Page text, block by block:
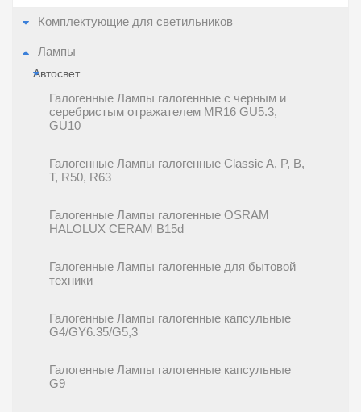
Комплектующие для светильников
Лампы
Автосвет
Галогенные Лампы галогенные c черным и
серебристым отражателем MR16 GU5.3,
GU10
Галогенные Лампы галогенные Classic A, P, B,
T, R50, R63
Галогенные Лампы галогенные OSRAM
HALOLUX CERAM B15d
Галогенные Лампы галогенные для бытовой
техники
Галогенные Лампы галогенные капсульные
G4/GY6.35/G5,3
Галогенные Лампы галогенные капсульные
G9